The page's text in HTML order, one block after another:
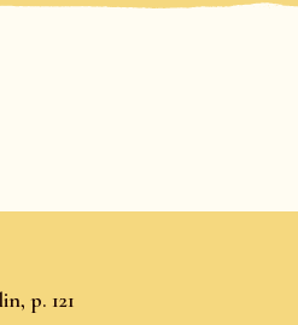
p. 121